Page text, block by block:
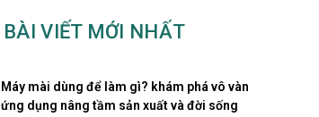
BÀI VIẾT MỚI NHẤT
Máy mài dùng để làm gì? khám phá vô vàn
ứng dụng nâng tầm sản xuất và đời sống